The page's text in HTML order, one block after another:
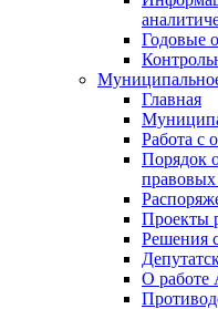
Годовые
Главная
Работа с
Порядок
правовых
Проекты
Решения
О